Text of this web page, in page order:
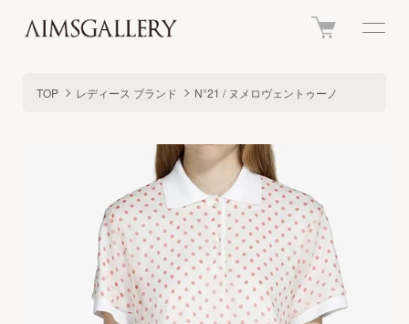
TOP レディース ブランド N°21 / ヌメロヴェントゥーノ